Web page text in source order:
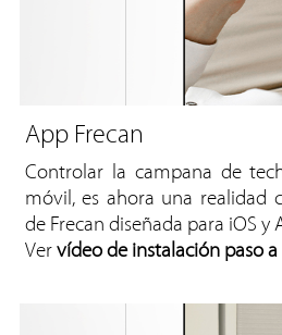
App Frecan
Controlar la campana de
móvil, es ahora una realidad
de Frecan diseñada para iOS y
Ver vídeo de instalación paso a